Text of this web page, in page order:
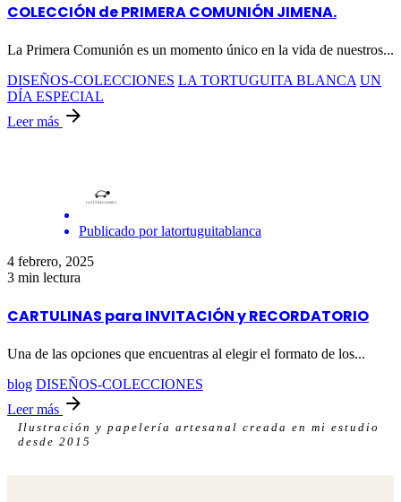
COLECCIÓN de PRIMERA COMUNIÓN JIMENA.
La Primera Comunión es un momento único en la vida de nuestros...
DISEÑOS-COLECCIONES LA TORTUGUITA BLANCA UN
DÍA ESPECIAL
Leer más
Publicado por latortuguitablanca
4 febrero, 2025
3 min lectura
CARTULINAS para INVITACIÓN y RECORDATORIO
Una de las opciones que encuentras al elegir el formato de los...
blog DISEÑOS-COLECCIONES
Leer más
Ilustración y papelería artesanal creada en mi estudio
desde 2015